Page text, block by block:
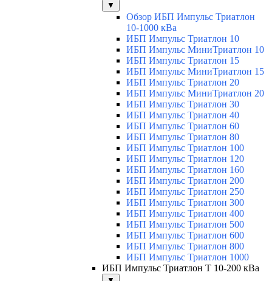
▼
Обзор ИБП Импульс Триатлон
10-1000 кВа
ИБП Импульс Триатлон 10
ИБП Импульс МиниТриатлон 10
ИБП Импульс Триатлон 15
ИБП Импульс МиниТриатлон 15
ИБП Импульс Триатлон 20
ИБП Импульс МиниТриатлон 20
ИБП Импульс Триатлон 30
ИБП Импульс Триатлон 40
ИБП Импульс Триатлон 60
ИБП Импульс Триатлон 80
ИБП Импульс Триатлон 100
ИБП Импульс Триатлон 120
ИБП Импульс Триатлон 160
ИБП Импульс Триатлон 200
ИБП Импульс Триатлон 250
ИБП Импульс Триатлон 300
ИБП Импульс Триатлон 400
ИБП Импульс Триатлон 500
ИБП Импульс Триатлон 600
ИБП Импульс Триатлон 800
ИБП Импульс Триатлон 1000
ИБП Импульс Триатлон Т 10-200 кВа